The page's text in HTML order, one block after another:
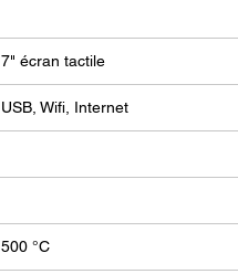
7" écran tactile
USB, Wifi, Internet
500 °C